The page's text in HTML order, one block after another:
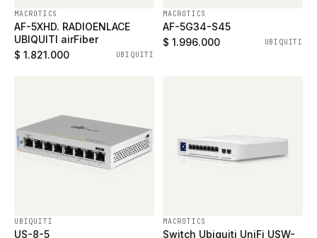
MACROTICS
AF-5XHD. RADIOENLACE
UBIQUITI airFiber
$ 1.821.000
UBIQUITI
MACROTICS
AF-5G34-S45
$ 1.996.000
UBIQUITI
UBIQUITI
US-8-5
MACROTICS
Switch Ubiquiti UniFi USW-